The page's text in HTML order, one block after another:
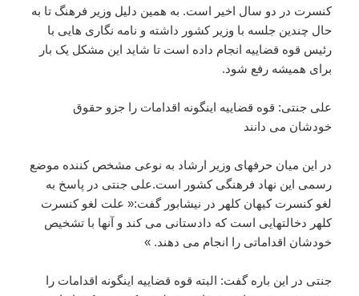
کنسرت در دو سال اخیر است. به همین دلیل وزیر فرهنگ تا به
حال چندین جلسه با وزیر کشور داشته و نامه نگاری هایی با
رئیس قوه قضاییه انجام داده است تا شاید این مشکل یک بار
برای همیشه رفع شود.
علی جنتی: قوه قضاییه اینگونه اقدامات را جزو حقوق
خودشان می دانند
در این میان حرفهای وزیر ارشاد به نوعی مشخص کننده موضع
رسمی این نهاد فرهنگی کشور است.علی جنتی در پاسخ به
لغو کنسرت کیهان کلهر در نیشابور گفت:« علت لغو کنسرت
کلهر دخالتهایی است که دادستانی می کند و آنها با تشخیص
خودشان اقداماتی را انجام می دهند. »
جنتی در این باره گفت: البته قوه قضاییه اینگونه اقدامات را